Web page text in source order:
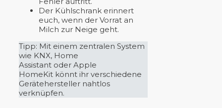
Der Kühlschrank erinnert
euch, wenn der Vorrat an
Milch zur Neige geht.
Tipp: Mit einem zentralen System
wie KNX, Home
Assistant oder Apple
HomeKit könnt ihr verschiedene
Gerätehersteller nahtlos
verknüpfen.